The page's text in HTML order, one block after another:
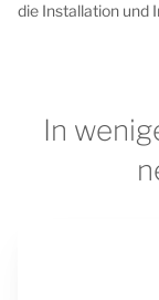
die Installation und
In